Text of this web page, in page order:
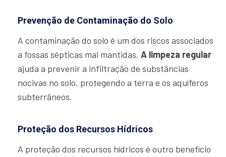
Prevenção de Contaminação do Solo
A contaminação do solo é um dos riscos associados
a fossas sépticas mal mantidas. A limpeza regular
ajuda a prevenir a infiltração de substâncias
nocivas no solo, protegendo a terra e os aquíferos
subterrâneos.
Proteção dos Recursos Hídricos
A proteção dos recursos hídricos é outro benefício